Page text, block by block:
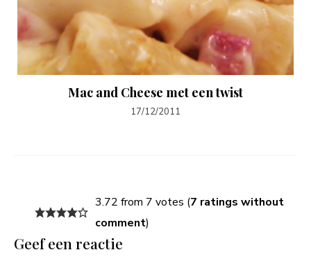
Mac and Cheese met een twist
17/12/2011
3.72 from 7 votes (7 ratings without
comment)
Geef een reactie